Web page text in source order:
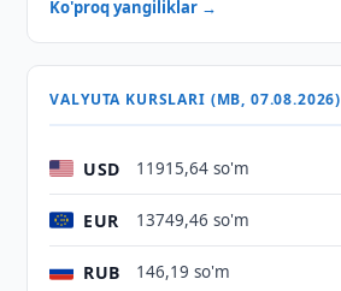
Ko'proq yangiliklar →
VALYUTA KURSLARI (MB, 07.08.2026)
USD 11915,64 so'm
EUR 13749,46 so'm
RUB 146,19 so'm